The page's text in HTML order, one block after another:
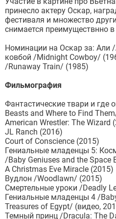
принесло актеру Оскар,
фестиваля и множество
снимается преимуществнно
Номинации на Оскар за: Али
ковбой /Midnight Cowboy/
/Runaway Train/ (1985)
Фильмография
Фантастические твари и где
Beasts and Where to Find
American Wrestler: The Wizard
JL Ranch (2016)
Court of Conscience (2015)
Гениальные младенцы 5:
/Baby Geniuses and the Space
A Christmas Eve Miracle (2015)
Вудлон /Woodlawn/ (2015)
Смертельные уроки /Deadly
Гениальные младенцы 4 /
Treasures of Egypt/ (видео,
Темный принц /Dracula: The